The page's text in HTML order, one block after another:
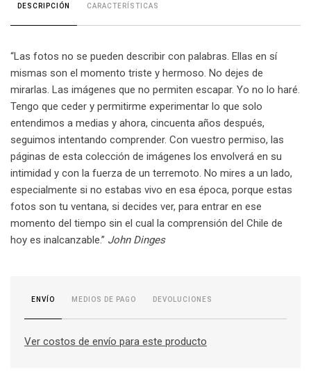
DESCRIPCIÓN CARACTERÍSTICAS
“Las fotos no se pueden describir con palabras. Ellas en sí
mismas son el momento triste y hermoso. No dejes de
mirarlas. Las imágenes que no permiten escapar. Yo no lo haré.
Tengo que ceder y permitirme experimentar lo que solo
entendimos a medias y ahora, cincuenta años después,
seguimos intentando comprender. Con vuestro permiso, las
páginas de esta colección de imágenes los envolverá en su
intimidad y con la fuerza de un terremoto. No mires a un lado,
especialmente si no estabas vivo en esa época, porque estas
fotos son tu ventana, si decides ver, para entrar en ese
momento del tiempo sin el cual la comprensión del Chile de
hoy es inalcanzable.” John Dinges
ENVÍO MEDIOS DE PAGO DEVOLUCIONES
Ver costos de envío para este producto